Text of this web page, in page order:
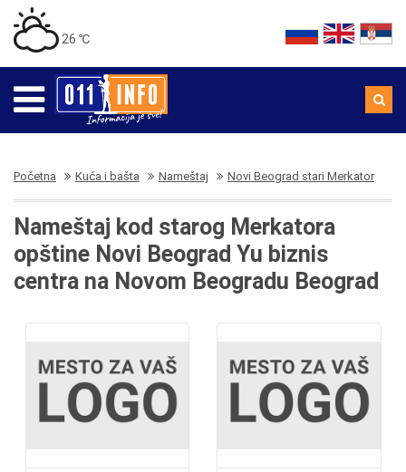
26 ℃
Početna Kuća i bašta Nameštaj Novi Beograd stari Merkator
Nameštaj kod starog Merkatora
opštine Novi Beograd Yu biznis
centra na Novom Beogradu Beograd